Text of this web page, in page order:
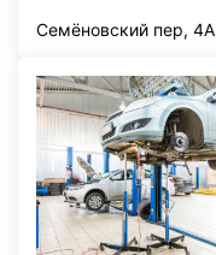
Семёновский пер, 4А